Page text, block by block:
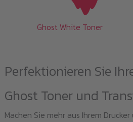
Ghost White Toner
Perfektionieren Sie
Ghost Toner und
Machen Sie mehr aus Ihrem